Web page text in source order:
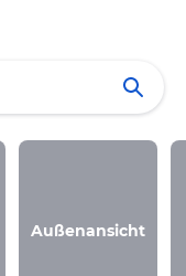
Außenansicht